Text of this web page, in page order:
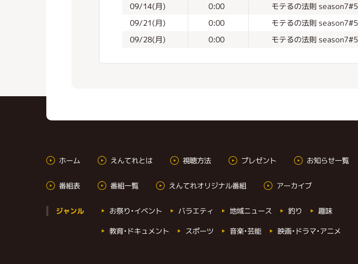
09/14(月) 0:00 モテるの法則 season7#5
09/21(月) 0:00 モテるの法則 season7#5
09/28(月) 0:00 モテるの法則 season7#5
ホーム えんてれとは 視聴方法 プレゼント お知らせ一覧
番組表 番組一覧 えんてれオリジナル番組 アーカイブ
ジャンル お祭り・イベント バラエティ 地域ニュース 釣り 趣味
教育・ドキュメント スポーツ 音楽・芸能 映画・ドラマ・アニメ